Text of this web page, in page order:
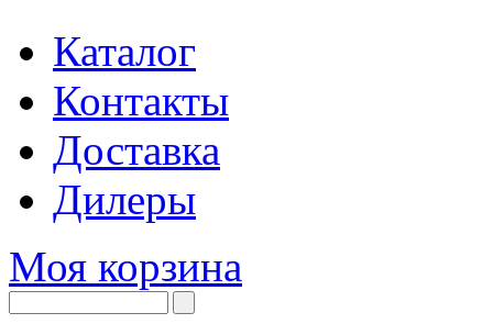
Каталог
Контакты
Доставка
Дилеры
Моя корзина